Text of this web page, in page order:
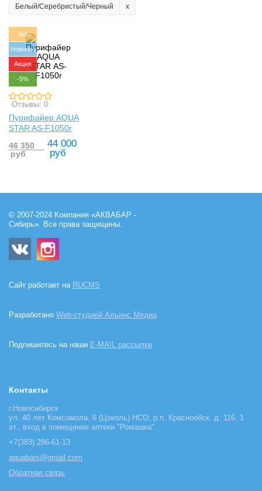
Белый/Серебристый/Черный
Хит
Новинка
Акция
-5%
Отзывы: 0
Пурифайер AQUA
STAR AS-F1050r
46 350
руб
44 000
руб
© 2007-2024 Компания «АКВАБАР -
Сибирь». Все права защищены.
Сайт работает на RUCMS
Разработано Web-студией Альянс Медиа
Подпишитесь на наши E-MAIL рассылки
Контакты
г.Новосибирск
ул. 40 лет Комсомола, 6 (Цоколь) НСО, р.п. Краснообск, д. 116, 1
эт., вход в помещение аптеки "Ромашка"
+7(383) 286-61-13
aquabars@gmail.com
Обратная связь